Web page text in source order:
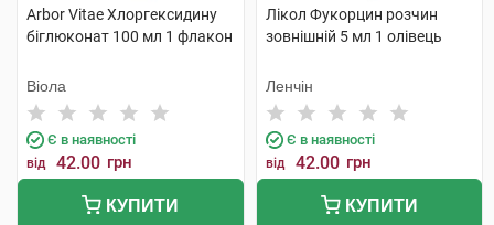
Arbor Vitae Хлоргексидину
біглюконат 100 мл 1 флакон
Віола
Є в наявності
від 42.00 грн
КУПИТИ
Лікол Фукорцин розчин
зовнішній 5 мл 1 олівець
Ленчін
Є в наявності
від 42.00 грн
КУПИТИ